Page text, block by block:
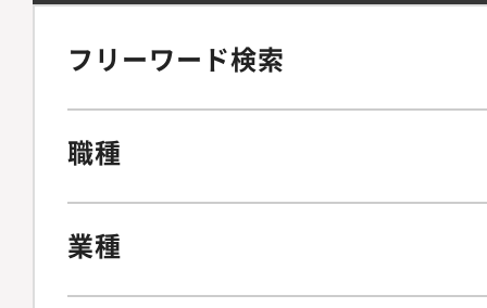
フリーワード検索
職種
業種